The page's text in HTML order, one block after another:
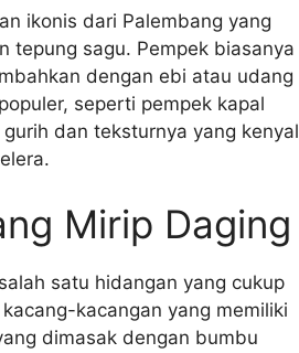
ikonis dari Palembang yang
tepung sagu. Pempek biasanya
dengan ebi atau udang
seperti pempek kapal
dan teksturnya yang kenyal
Mirip Daging
satu hidangan yang cukup
kacangan yang memiliki
dimasak dengan bumbu